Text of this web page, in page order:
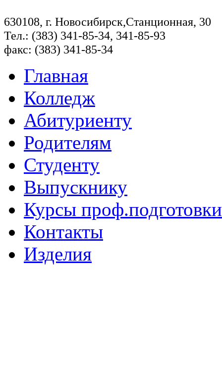
630108, г. Новосибирск,Станционная, 30
Тел.: (383) 341-85-34, 341-85-93
факс: (383) 341-85-34
Главная
Колледж
Абитуриенту
Родителям
Студенту
Выпускнику
Курсы проф.подготовки
Контакты
Изделия